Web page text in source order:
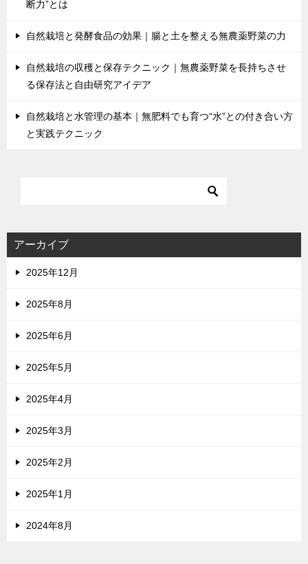
断力”とは
自然栽培と発酵食品の効果｜腸と土を整える無農薬野菜の力
自然栽培の収穫と保存テクニック｜無農薬野菜を長持ちさせ
る保存法と自由研究アイデア
自然栽培と水管理の基本｜無肥料でも育つ“水”との付き合い方
と実践テクニック
アーカイブ
2025年12月
2025年8月
2025年6月
2025年5月
2025年4月
2025年3月
2025年2月
2025年1月
2024年8月